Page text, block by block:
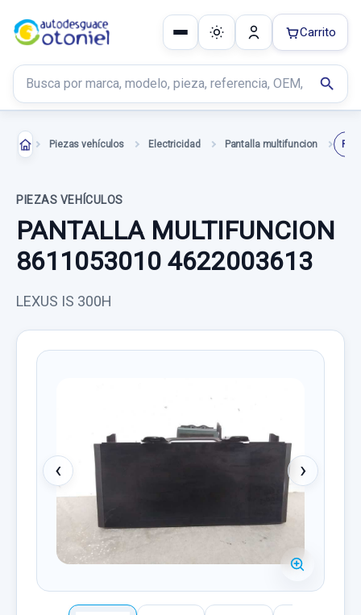
Buscar productos
search
Carrito
Piezas vehículos Electricidad Pantalla multifuncion
PIEZAS VEHÍCULOS
PANTALLA MULTIFUNCION
8611053010 4622003613
LEXUS IS 300H
‹ ›